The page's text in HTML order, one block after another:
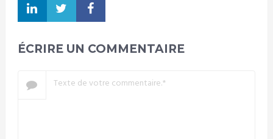
ÉCRIRE UN COMMENTAIRE